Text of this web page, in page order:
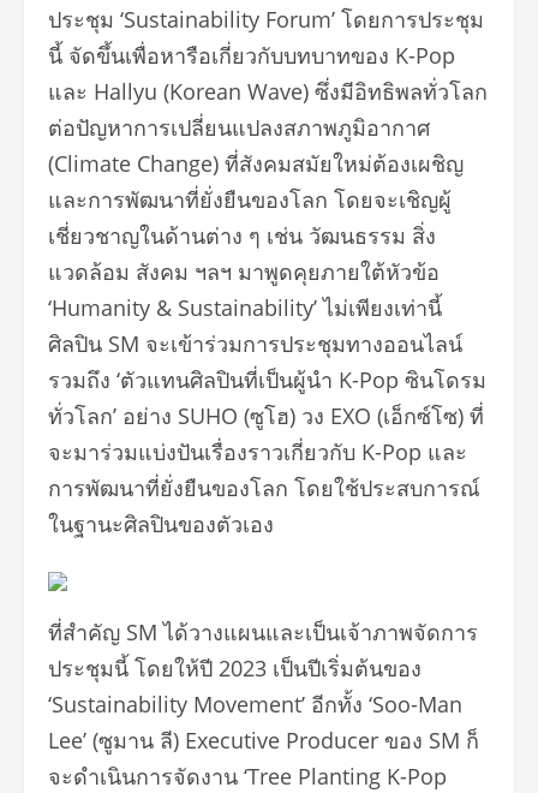
ประชุม ‘Sustainability Forum’ โดยการประชุม
นี้ จัดขึ้นเพื่อหารือเกี่ยวกับบทบาทของ K-Pop
และ Hallyu (Korean Wave) ซึ่งมีอิทธิพลทั่วโลก
ต่อปัญหาการเปลี่ยนแปลงสภาพภูมิอากาศ
(Climate Change) ที่สังคมสมัยใหม่ต้องเผชิญ
และการพัฒนาที่ยั่งยืนของโลก โดยจะเชิญผู้
เชี่ยวชาญในด้านต่าง ๆ เช่น วัฒนธรรม สิ่ง
แวดล้อม สังคม ฯลฯ มาพูดคุยภายใต้หัวข้อ
‘Humanity & Sustainability’ ไม่เพียงเท่านี้
ศิลปิน SM จะเข้าร่วมการประชุมทางออนไลน์
รวมถึง ‘ตัวแทนศิลปินที่เป็นผู้นำ K-Pop ซินโดรม
ทั่วโลก’ อย่าง SUHO (ซูโฮ) วง EXO (เอ็กซ์โซ) ที่
จะมาร่วมแบ่งปันเรื่องราวเกี่ยวกับ K-Pop และ
การพัฒนาที่ยั่งยืนของโลก โดยใช้ประสบการณ์
ในฐานะศิลปินของตัวเอง
ที่สำคัญ SM ได้วางแผนและเป็นเจ้าภาพจัดการ
ประชุมนี้ โดยให้ปี 2023 เป็นปีเริ่มต้นของ
‘Sustainability Movement’ อีกทั้ง ‘Soo-Man
Lee’ (ซูมาน ลี) Executive Producer ของ SM ก็
จะดำเนินการจัดงาน ‘Tree Planting K-Pop